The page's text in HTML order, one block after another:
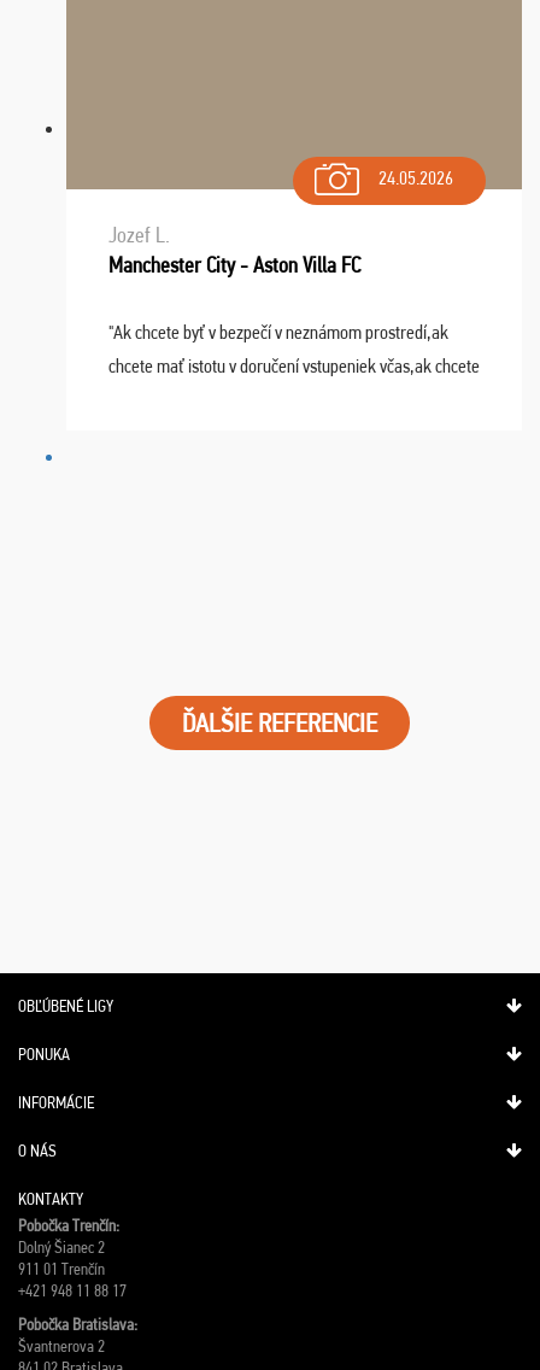
24.05.2026
Jozef L.
Manchester City - Aston Villa FC
"Ak chcete byť v bezpečí v neznámom prostredí,ak
chcete mať istotu v doručení vstupeniek včas,ak chcete
ĎALŠIE REFERENCIE
OBĽÚBENÉ LIGY
PONUKA
INFORMÁCIE
O NÁS
KONTAKTY
Pobočka Trenčín:
Dolný Šianec 2
911 01 Trenčín
+421 948 11 88 17
Pobočka Bratislava:
Švantnerova 2